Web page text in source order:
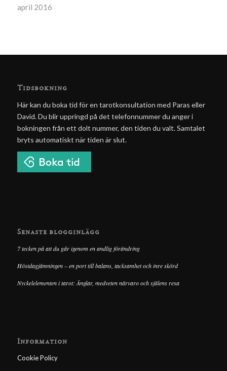
april 2016
Tidsbokning
Här kan du boka tid för en tarotkonsultation med Paras eller
David. Du blir uppringd på det telefonnummer du anger i
bokningen från ett dolt nummer, den tiden du valt. Samtalet
bryts automatiskt när tiden är slut.
Senaste blogginlägg
7 tecken på att du går igenom en andlig förändring
Höstdagjämningen – en port till balans, tacksamhet och inre skörd
Nyckelelementen i tarot: Änglar, medveten närvaro och själens resa
Information
Cookie Policy